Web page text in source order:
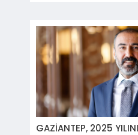
GAZİANTEP, 2025 YILINI